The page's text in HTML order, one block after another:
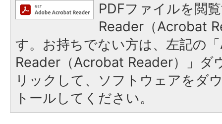
PDFファイルを閲
Reader（Acrobat
す。お持ちでない方は、左記の
Reader（Acrobat Reader）」ダ
リックして、ソフトウェアをダ
トールしてください。